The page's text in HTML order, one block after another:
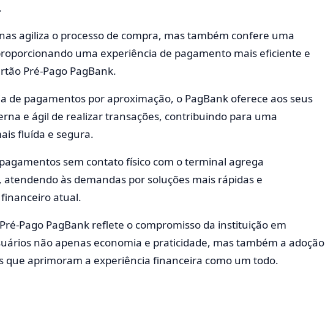
agiliza o processo de compra, mas também confere uma
uma experiência de pagamento mais eficiente e
Pré-Pago PagBank.
de pagamentos por aproximação, o PagBank oferece aos seus
e ágil de realizar transações, contribuindo para uma
fluída e segura.
sem contato físico com o terminal agrega
atendendo às demandas por soluções mais rápidas e
atual.
Pago PagBank reflete o compromisso da instituição em
não apenas economia e praticidade, mas também a adoção
que aprimoram a experiência financeira como um todo.